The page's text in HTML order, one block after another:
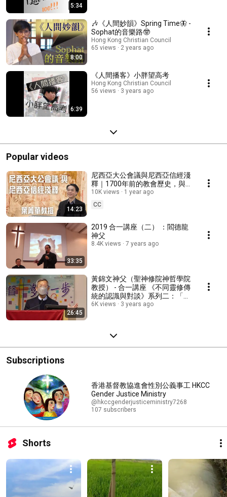
5:34
8:00
🎶《人間妙韻》Spring Time🦋 -
Sophat的音樂路🤓
Hong Kong Christian Council
65 views
2 years ago
6:39
《人間播客》小胖望高考
Hong Kong Christian Council
56 views
3 years ago
Popular videos
14:23
尼西亞大公會議與尼西亞信經淺
釋｜1700年前的教會歷史，與我
們有何關係🤔｜葉菁華教授
#Nicaea2025 [cc中文字幕;
English subtitles]
10K views
1 year ago
CC
33:35
2019 合一講座（二） ：閻德龍
神父
8.4K views 7 years ago
26:45
黃錦文神父（聖神修院神哲學院
教授） - 合一講座 《不同靈修傳
統的認識與對談》系列二：「神
恩／靈恩」
6K views 3 years ago
Subscriptions
香港基督教協進會性別公義事工 HKCC
Gender Justice Ministry
@hkccgenderjusticeministry7268
107 subscribers
Shorts